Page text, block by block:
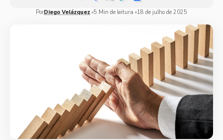
PorDiego Velázquez 5 Min de leitura 18 de julho de 2025